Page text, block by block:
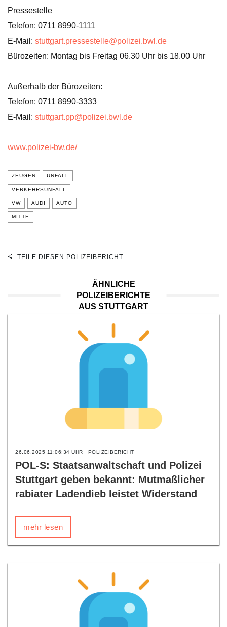
Pressestelle
Telefon: 0711 8990-1111
E-Mail: stuttgart.pressestelle@polizei.bwl.de
Bürozeiten: Montag bis Freitag 06.30 Uhr bis 18.00 Uhr
Außerhalb der Bürozeiten:
Telefon: 0711 8990-3333
E-Mail: stuttgart.pp@polizei.bwl.de
www.polizei-bw.de/
ZEUGEN UNFALL
VERKEHRSUNFALL
VW AUDI AUTO
MITTE
TEILE DIESEN POLIZEIBERICHT
ÄHNLICHE
POLIZEIBERICHTE
AUS STUTTGART
26.06.2025 11:06:34 UHR POLIZEIBERICHT
POL-S: Staatsanwaltschaft und Polizei
Stuttgart geben bekannt: Mutmaßlicher
rabiater Ladendieb leistet Widerstand
mehr lesen